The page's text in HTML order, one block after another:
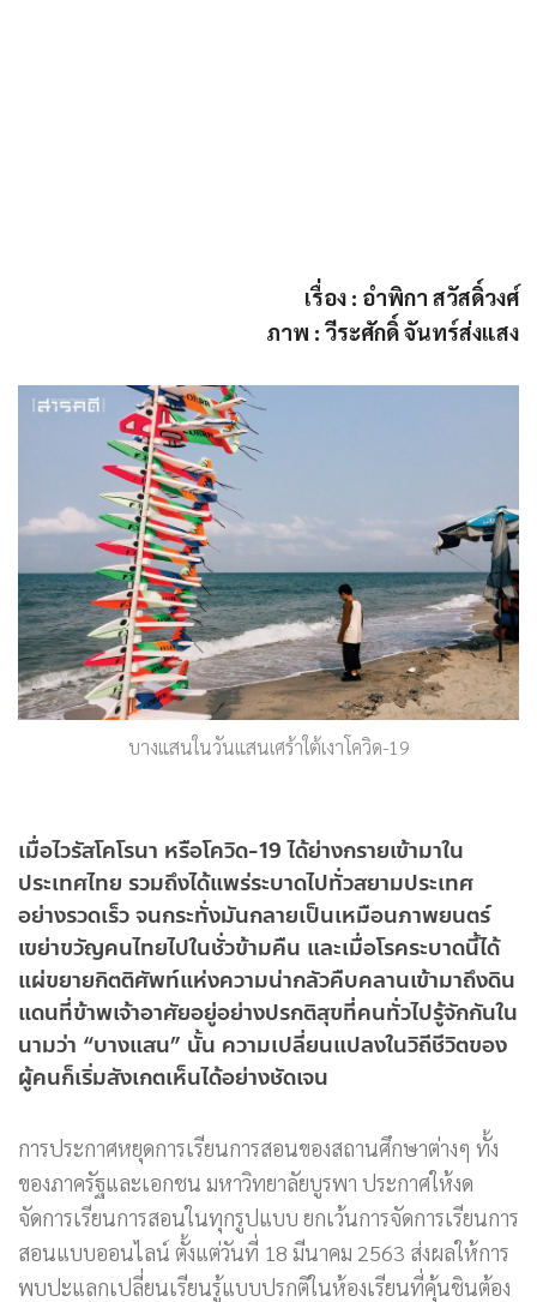
เรื่อง : อำพิกา สวัสดิ์วงศ์
ภาพ : วีระศักดิ์ จันทร์ส่งแสง
บางแสนในวันแสนเศร้าใต้เงาโควิด-19
เมื่อไวรัสโคโรนา หรือโควิด-19 ได้ย่างกรายเข้ามาใน
ประเทศไทย รวมถึงได้แพร่ระบาดไปทั่วสยามประเทศ
อย่างรวดเร็ว จนกระทั่งมันกลายเป็นเหมือนภาพยนตร์
เขย่าขวัญคนไทยไปในชั่วข้ามคืน และเมื่อโรคระบาดนี้ได้
แผ่ขยายกิตติศัพท์แห่งความน่ากลัวคืบคลานเข้ามาถึงดิน
แดนที่ข้าพเจ้าอาศัยอยู่อย่างปรกติสุขที่คนทั่วไปรู้จักกันใน
นามว่า “บางแสน” นั้น ความเปลี่ยนแปลงในวิถีชีวิตของ
ผู้คนก็เริ่มสังเกตเห็นได้อย่างชัดเจน
การประกาศหยุดการเรียนการสอนของสถานศึกษาต่างๆ ทั้ง
ของภาครัฐและเอกชน มหาวิทยาลัยบูรพา ประกาศให้งด
จัดการเรียนการสอนในทุกรูปแบบ ยกเว้นการจัดการเรียนการ
สอนแบบออนไลน์ ตั้งแต่วันที่ 18 มีนาคม 2563 ส่งผลให้การ
พบปะแลกเปลี่ยนเรียนรู้แบบปรกติในห้องเรียนที่คุ้นชินต้อง